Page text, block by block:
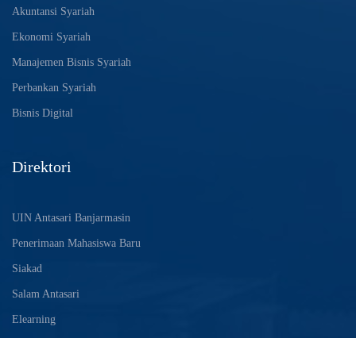
Akuntansi Syariah
Ekonomi Syariah
Manajemen Bisnis Syariah
Perbankan Syariah
Bisnis Digital
Direktori
UIN Antasari Banjarmasin
Penerimaan Mahasiswa Baru
Siakad
Salam Antasari
Elearning